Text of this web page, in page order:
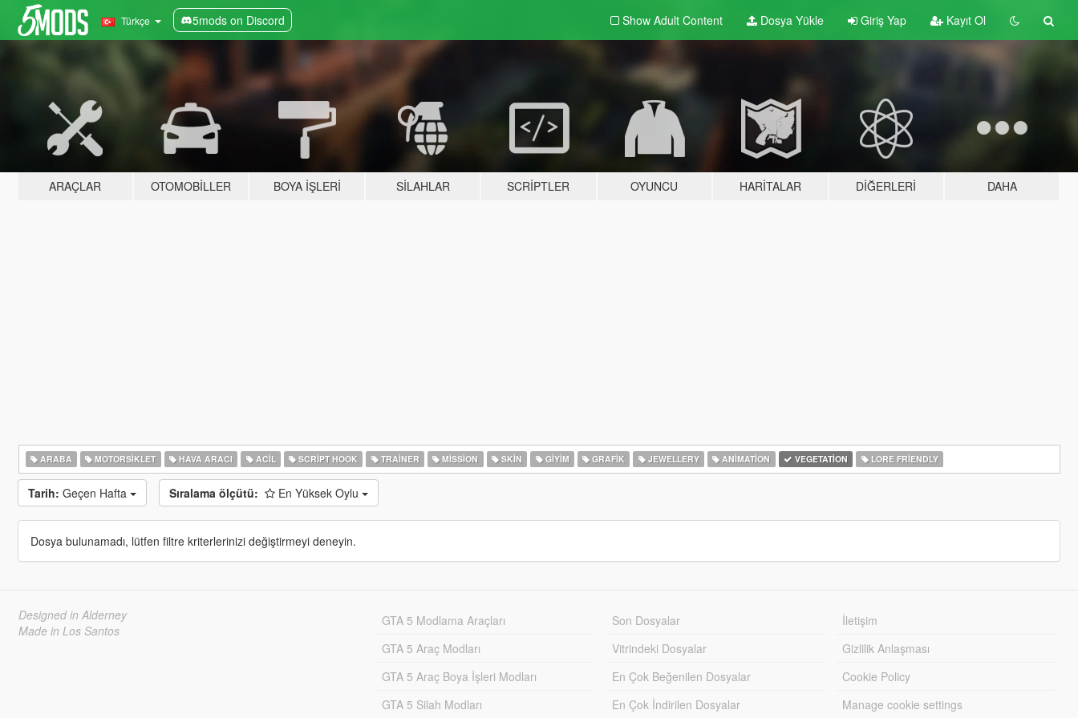
Türkçe 5mods on Discord Show Adult Content Dosya Yükle Giriş Yap Kayıt Ol
ARAÇLAR OTOMOBILLER BOYA İŞLERI SILAHLAR SCRIPTLER OYUNCU HARITALAR DIĞERLERI DAHA
ARABA MOTORSIKLET HAVA ARACI ACIL SCRIPT HOOK TRAINER MISSION SKIN GIYIM GRAFIK JEWELLERY ANIMATION VEGETATION LORE FRIENDLY
Tarih: Geçen Hafta Sıralama ölçütü: En Yüksek Oylu
Dosya bulunamadı, lütfen filtre kriterlerinizi değiştirmeyi deneyin.
Designed in Alderney
Made in Los Santos
GTA 5 Modlama Araçları
GTA 5 Araç Modları
GTA 5 Araç Boya İşleri Modları
GTA 5 Silah Modları
Son Dosyalar
Vitrindeki Dosyalar
En Çok Beğenilen Dosyalar
En Çok İndirilen Dosyalar
İletişim
Gizlilik Anlaşması
Cookie Policy
Manage cookie settings